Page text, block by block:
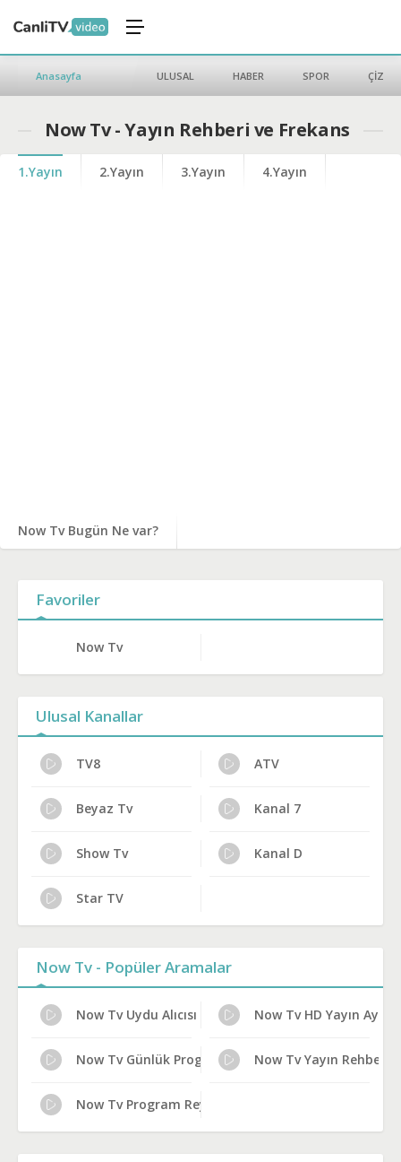
Anasayfa ULUSAL HABER SPOR ÇİZGİ
Now Tv - Yayın Rehberi ve Frekans
1.Yayın 2.Yayın 3.Yayın 4.Yayın
Now Tv Bugün Ne var?
Favoriler
Now Tv
Ulusal Kanallar
TV8 ATV
Beyaz Tv Kanal 7
Show Tv Kanal D
Star TV
Now Tv - Popüler Aramalar
Now Tv Uydu Alıcısı Ayarları Now Tv HD Yayın
Now Tv Günlük Program AkışıNow Tv Yayın Rehberi
Now Tv Program Reytingleri